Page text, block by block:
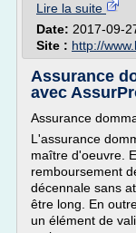
Lire la suite
Date: 2017-09-
Site : http://
Assurance
avec
Assurance
L'assurance
maître d'oeuvre.
remboursement
décennale sans
être long. En
un élément de